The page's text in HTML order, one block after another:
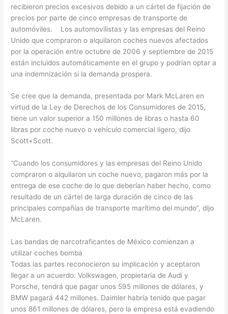
recibieron precios excesivos debido a un cártel de fijación de
precios por parte de cinco empresas de transporte de
automóviles. Los automovilistas y las empresas del Reino
Unido que compraron o alquilaron coches nuevos afectados
por la operación entre octubre de 2006 y septiembre de 2015
están incluidos automáticamente en el grupo y podrían optar a
una indemnización si la demanda prospera.
Se cree que la demanda, presentada por Mark McLaren en
virtud de la Ley de Derechos de los Consumidores de 2015,
tiene un valor superior a 150 millones de libras o hasta 60
libras por coche nuevo o vehículo comercial ligero, dijo
Scott+Scott.
“Cuando los consumidores y las empresas del Reino Unido
compraron o alquilaron un coche nuevo, pagaron más por la
entrega de ese coche de lo que deberían haber hecho, como
resultado de un cártel de larga duración de cinco de las
principales compañías de transporte marítimo del mundo”, dijo
McLaren.
Las bandas de narcotraficantes de México comienzan a
utilizar coches bomba
Todas las partes reconocieron su implicación y aceptaron
llegar a un acuerdo. Volkswagen, propietaria de Audi y
Porsche, tendrá que pagar unos 595 millones de dólares, y
BMW pagará 442 millones. Daimler habría tenido que pagar
unos 861 millones de dólares, pero la empresa está evadiendo